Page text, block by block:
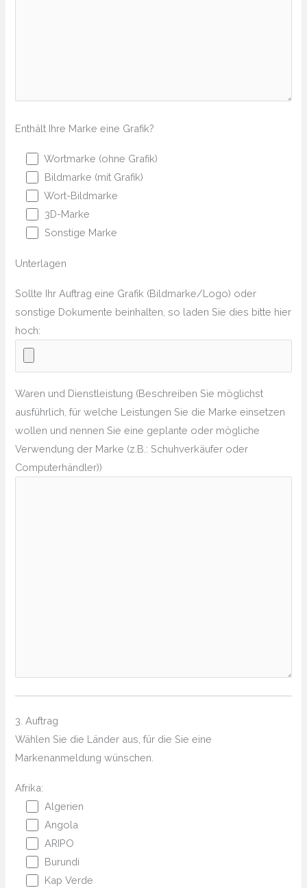
Enthält Ihre Marke eine Grafik?
Wortmarke (ohne Grafik)
Bildmarke (mit Grafik)
Wort-Bildmarke
3D-Marke
Sonstige Marke
Unterlagen
Sollte Ihr Auftrag eine Grafik (Bildmarke/Logo) oder
sonstige Dokumente beinhalten, so laden Sie dies bitte hier
hoch:
Waren und Dienstleistung (Beschreiben Sie möglichst
ausführlich, für welche Leistungen Sie die Marke einsetzen
wollen und nennen Sie eine geplante oder mögliche
Verwendung der Marke (z.B.: Schuhverkäufer oder
Computerhändler))
3. Auftrag
Wählen Sie die Länder aus, für die Sie eine
Markenanmeldung wünschen.
Afrika:
Algerien
Angola
ARIPO
Burundi
Kap Verde